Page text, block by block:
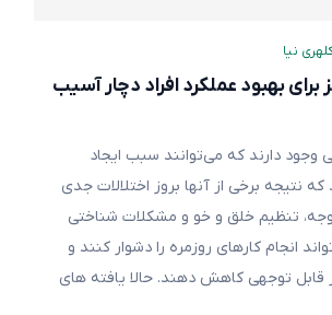
نیا
برای بهبود عملکرد افراد دچار آسیب
وجود دارند که می‌توانند سبب ایجاد
نتیجه برخی از آنها بروز اختلالات جدی
تنظیم خلق و خو و مشکلات شناختی
انجام کارهای روزمره را دشوار کنند و
قابل توجهی کاهش دهند. حالا یافته های